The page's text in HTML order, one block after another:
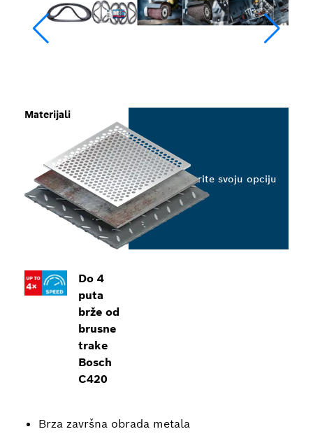
Do 4
puta
brže od
brusne
trake
Bosch
C420
Brza završna obrada metala
Materijali
Odaberite svoju opciju